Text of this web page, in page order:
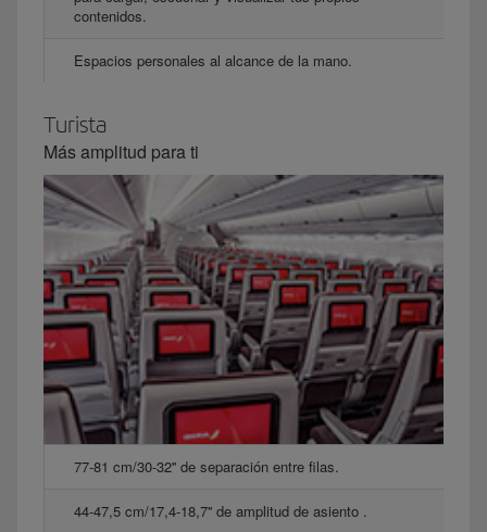
contenidos.
Espacios personales al alcance de la mano.
Turista
Más amplitud para ti
77-81 cm/30-32'' de separación entre filas.
44-47,5 cm/17,4-18,7'' de amplitud de asiento .